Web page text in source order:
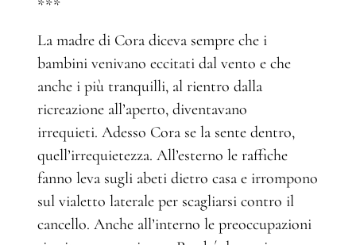
***
La madre di Cora diceva sempre che i
bambini venivano eccitati dal vento e che
anche i più tranquilli, al rientro dalla
ricreazione all’aperto, diventavano
irrequieti. Adesso Cora se la sente dentro,
quell’irrequietezza. All’esterno le raffiche
fanno leva sugli abeti dietro casa e irrompono
sul vialetto laterale per scagliarsi contro il
cancello. Anche all’interno le preoccupazioni